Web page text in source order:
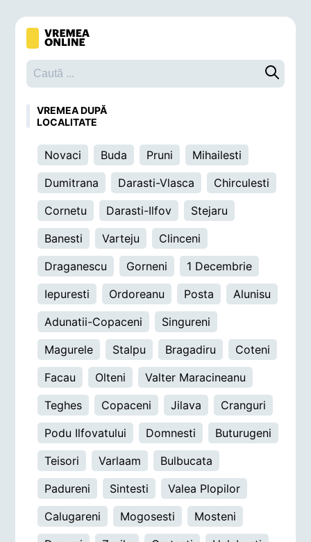
Caută o
VREMEA DUPĂ
LOCALITATE
Novaci Buda Pruni
Mihailesti
Dumitrana
Darasti-Vlasca
Chirculesti
Cornetu
Darasti-Ilfov
Stejaru
Banesti
Varteju
Clinceni
Draganescu
Gorneni
1 Decembrie
Iepuresti
Ordoreanu Posta
Alunisu
Adunatii-Copaceni
Singureni
Magurele
Stalpu Bragadiru
Coteni
Facau
Olteni
Valter Maracineanu
Teghes
Copaceni Jilava
Cranguri
Podu Ilfovatului
Domnesti
Buturugeni
Teisori
Varlaam
Bulbucata
Padureni
Sintesti
Valea Plopilor
Calugareni
Mogosesti
Mosteni